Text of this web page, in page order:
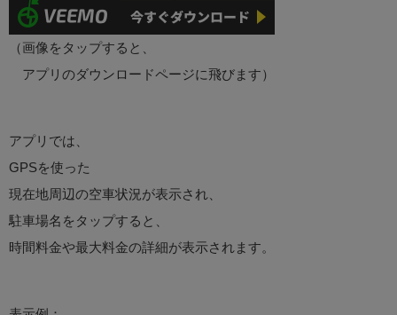
（画像をタップすると、
アプリのダウンロードページに飛びます）
アプリでは、
GPSを使った
現在地周辺の空車状況が表示され、
駐車場名をタップすると、
時間料金や最大料金の詳細が表示されます。